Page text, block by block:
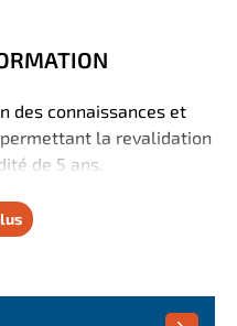
des connaissances et
la revalidation
de 5 ans.
de s’acquitter des